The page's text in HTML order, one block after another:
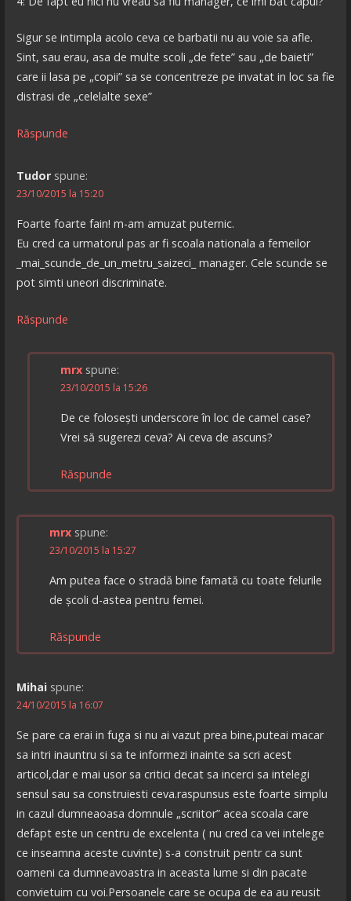
Sigur se intimpla acolo ceva ce barbatii nu au voie sa afle.
Sint, sau erau, asa de multe scoli „de fete” sau „de baieti”
care ii lasa pe „copii” sa se concentreze pe invatat in loc sa fie
distrasi de „celelalte sexe”
Răspunde
Tudor spune:
23/10/2015 la 15:20
Foarte foarte fain! m-am amuzat puternic.
Eu cred ca urmatorul pas ar fi scoala nationala a femeilor
_mai_scunde_de_un_metru_saizeci_ manager. Cele scunde se
pot simti uneori discriminate.
Răspunde
mrx spune:
23/10/2015 la 15:26
De ce folosești underscore în loc de camel case?
Vrei să sugerezi ceva? Ai ceva de ascuns?
Răspunde
mrx spune:
23/10/2015 la 15:27
Am putea face o stradă bine famată cu toate felurile
de școli d-astea pentru femei.
Răspunde
Mihai spune:
24/10/2015 la 16:07
Se pare ca erai in fuga si nu ai vazut prea bine,puteai macar
sa intri inauntru si sa te informezi inainte sa scri acest
articol,dar e mai usor sa critici decat sa incerci sa intelegi
sensul sau sa construiesti ceva.raspunsus este foarte simplu
in cazul dumneaoasa domnule „scriitor” acea scoala care
defapt este un centru de excelenta ( nu cred ca vei intelege
ce inseamna aceste cuvinte) s-a construit pentr ca sunt
oameni ca dumneavoastra in aceasta lume si din pacate
convietuim cu voi.Persoanele care se ocupa de ea au reusit